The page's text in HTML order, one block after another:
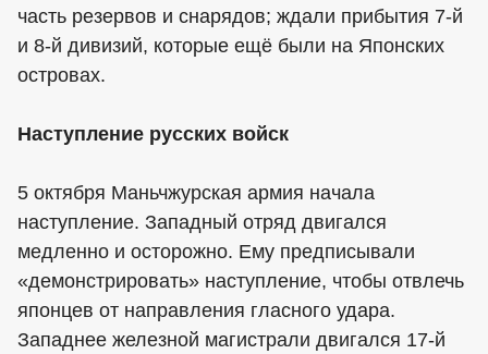
часть резервов и снарядов; ждали прибытия 7-й
и 8-й дивизий, которые ещё были на Японских
островах.
Наступление русских войск
5 октября Маньчжурская армия начала
наступление. Западный отряд двигался
медленно и осторожно. Ему предписывали
«демонстрировать» наступление, чтобы отвлечь
японцев от направления гласного удара.
Западнее железной магистрали двигался 17-й